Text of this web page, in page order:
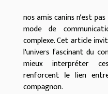
nos amis canins n'est
mode de
complexe. Cet article
l'univers fascinant du
mieux interpréter
renforcent le lien
compagnon.